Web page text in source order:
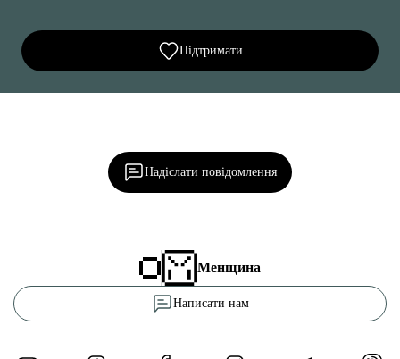
Підтримати
Надіслати повідомлення
Менщина
Написати нам